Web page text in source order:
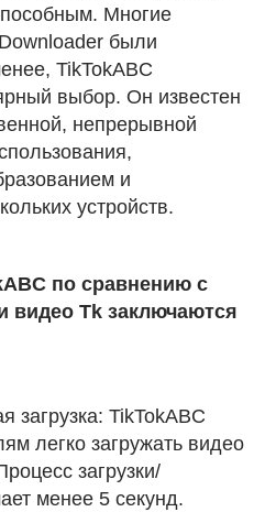
Многие
были
TikTokABC
выбор. Он известен
непрерывной
и
устройств.
по сравнению с
видео Tk заключаются
загрузка: TikTokABC
легко загружать видео
загрузки/
менее 5 секунд.